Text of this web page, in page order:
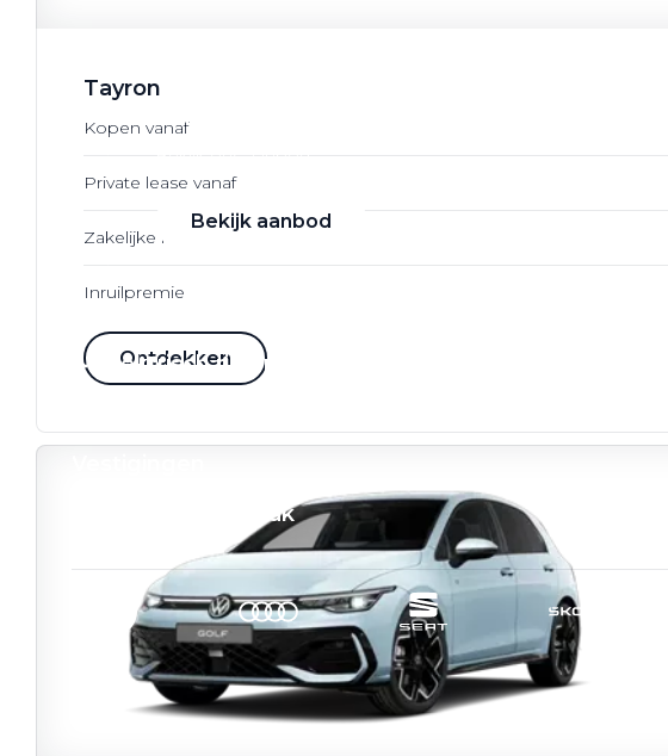
Elektrisch rijden
Bekijk ons aanbod
Bekijk aanbod
Elektrisch rijden
Werkplaatsafspraak
Tayron
Kopen vanaf
Private lease vanaf
Zakelijke lease vanaf
Inruilpremie
Ontdekken